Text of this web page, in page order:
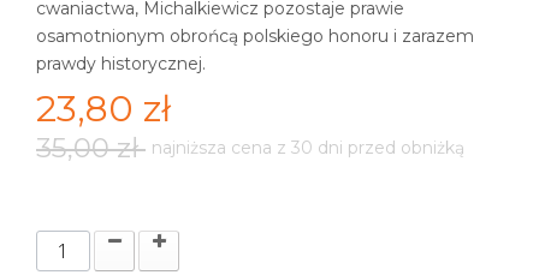
cwaniactwa, Michalkiewicz pozostaje prawie
osamotnionym obrońcą polskiego honoru i zarazem
prawdy historycznej.
23,80 zł
35,00 zł najniższa cena z 30 dni przed obniżką